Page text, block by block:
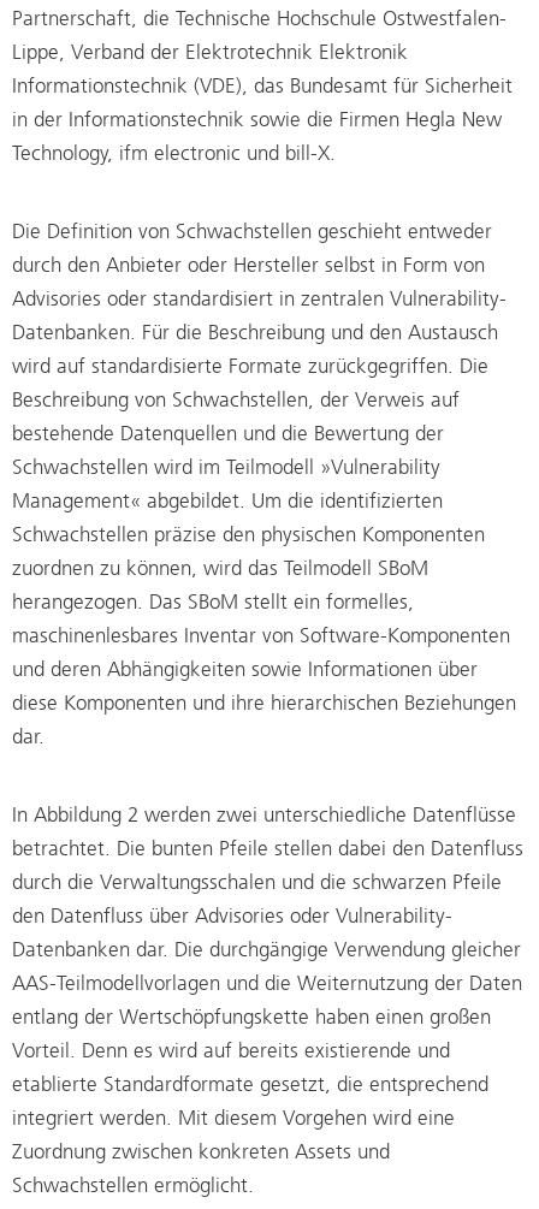
Partnerschaft, die Technische Hochschule Ostwestfalen-
Lippe, Verband der Elektrotechnik Elektronik
Informationstechnik (VDE), das Bundesamt für Sicherheit
in der Informationstechnik sowie die Firmen Hegla New
Technology, ifm electronic und bill-X.
Die Definition von Schwachstellen geschieht entweder
durch den Anbieter oder Hersteller selbst in Form von
Advisories oder standardisiert in zentralen Vulnerability-
Datenbanken. Für die Beschreibung und den Austausch
wird auf standardisierte Formate zurückgegriffen. Die
Beschreibung von Schwachstellen, der Verweis auf
bestehende Datenquellen und die Bewertung der
Schwachstellen wird im Teilmodell »Vulnerability
Management« abgebildet. Um die identifizierten
Schwachstellen präzise den physischen Komponenten
zuordnen zu können, wird das Teilmodell SBoM
herangezogen. Das SBoM stellt ein formelles,
maschinenlesbares Inventar von Software-Komponenten
und deren Abhängigkeiten sowie Informationen über
diese Komponenten und ihre hierarchischen Beziehungen
dar.
In Abbildung 2 werden zwei unterschiedliche Datenflüsse
betrachtet. Die bunten Pfeile stellen dabei den Datenfluss
durch die Verwaltungsschalen und die schwarzen Pfeile
den Datenfluss über Advisories oder Vulnerability-
Datenbanken dar. Die durchgängige Verwendung gleicher
AAS-Teilmodellvorlagen und die Weiternutzung der Daten
entlang der Wertschöpfungskette haben einen großen
Vorteil. Denn es wird auf bereits existierende und
etablierte Standardformate gesetzt, die entsprechend
integriert werden. Mit diesem Vorgehen wird eine
Zuordnung zwischen konkreten Assets und
Schwachstellen ermöglicht.